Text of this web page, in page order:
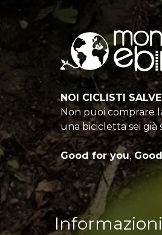
NOI CICLISTI
Non puoi comprare
una bicicletta sei già
Good for you,
Informazioni